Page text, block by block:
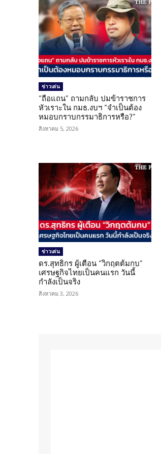
ข่าวเด่น
“ถือแถน” ถามกลับ ปมข้าราชการ
หัวเราะใน กมธ.งบฯ “จำเป็นต้อง
หมอบกราบกรรมาธิการหรือ?”
สิงหาคม 5, 2026
ข่าวเด่น
ดร.สุทธิกร ผู้เตือน “วิกฤตต้มกบ”
เศรษฐกิจไทยเป็นคนแรก วันนี้
กำลังเป็นจริง
สิงหาคม 3, 2026